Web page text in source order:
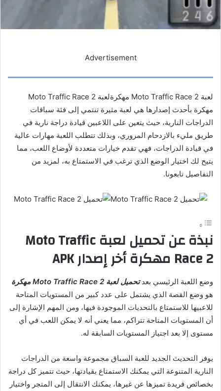
Advertisement
لعبة Moto Traffic Race 2 مهكرةلعبة Moto Traffic Race 2
مهكرة بأحدث إصدارها هي لعبة مثيرة تنتمي إلى فئة سباقات
الدراجات النارية، حيث يتعين على اللاعبين قيادة دراجة نارية في
طريق مليء بالازدحام المروري، وبذلك تتطلب اللعبة مهارات عالية
في قيادة الدراجات، فهي تقدم خيارات متعددة لأوضاع اللعب، مما
يتيح لك اختيار الوضع الذي ترغب في الاستمتاع به، لمزيد من
التفاصيل تابعونا.
نبذة عن تحميل لعبة Moto Traffic
Race 2 مهكرة أخر إصدار APK
وضع اللعبة الرئيسي بعدتحميل لعبة Moto Traffic Race 2 مهكرة
هو وضع القصة الذي يشتمل على عدد كبير من المستويات المتاحة
للاعبيها للاستمتاع بالتحديات الموجودة فيها، ومن المهم الإشارة إلى
أن المستويات المتاحة تتراكم، مما يعني أنه لا يمكن اللعب في أي
مستوى إلا بعد اجتياز المستويات السابقة له.
يوفر التحديث الجديد للعبة السباق مجموعة واسعة من الدراجات
النارية المتنوعة التي يمكنك الاستمتاع بقيادتها، حيث تتميز كل دراجة
بخصائص فريدة تميزها عن غيرها، يمكنك الانتقال إلى المتجر واختيار